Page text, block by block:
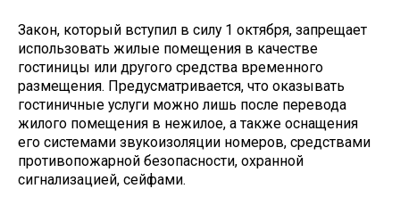
Закон, который вступил в силу 1 октября, запрещает
использовать жилые помещения в качестве
гостиницы или другого средства временного
размещения. Предусматривается, что оказывать
гостиничные услуги можно лишь после перевода
жилого помещения в нежилое, а также оснащения
его системами звукоизоляции номеров, средствами
противопожарной безопасности, охранной
сигнализацией, сейфами.